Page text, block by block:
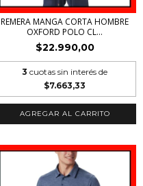
REMERA MANGA CORTA HOMBRE
OXFORD POLO CL...
$22.990,00
3 cuotas sin interés de
$7.663,33
AGREGAR AL CARRITO